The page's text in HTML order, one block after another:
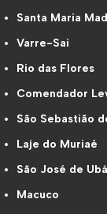
Santa Maria
Varre-Sai
Rio das Flores
Comendador
São Sebastião
Laje do Muriaé
São José de Ubá
Macuco